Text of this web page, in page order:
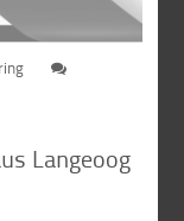
Langeoog